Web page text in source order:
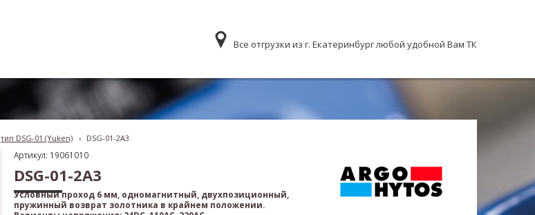
Все отгрузки из г. Екатеринбург любой удобной Вам ТК
тип DSG-01 (Yuken) › DSG-01-2A3
Артикул: 19061010
DSG-01-2A3
Условный проход 6 мм, одномагнитный, двухпозиционный,
пружинный возврат золотника в крайнем положении.